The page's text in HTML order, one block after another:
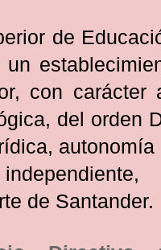
de
con carácter
del orden
de Santander.